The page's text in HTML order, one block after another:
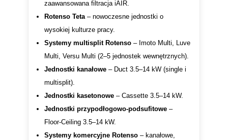
zaawansowana filtracja iAIR.
Rotenso Teta– nowoczesne jednostki o
wysokiej kulturze pracy.
Systemy multisplit Rotenso– Imoto Multi, Luve
Multi, Versu Multi (2–5 jednostek wewnętrznych).
Jednostki kanałowe– Duct 3.5–14 kW (single i
multisplit).
Jednostki kasetonowe– Cassette 3.5–14 kW.
Jednostki przypodłogowo‑podsufitowe–
Floor‑Ceiling 3.5–14 kW.
Systemy komercyjne Rotenso– kanałowe,